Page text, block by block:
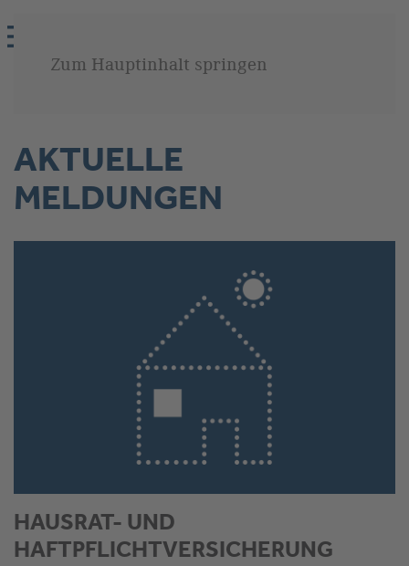
Zum Hauptinhalt springen
AKTUELLE
MELDUNGEN
HAUSRAT- UND
HAFTPFLICHTVERSICHERUNG